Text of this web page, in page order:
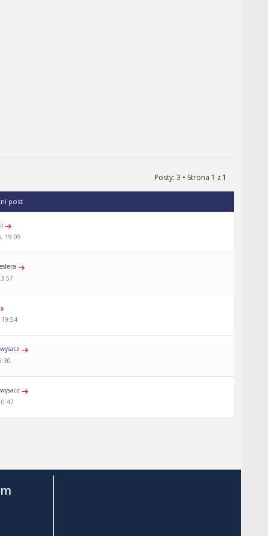
Posty: 3 • Strona 1 z 1
post
19:09